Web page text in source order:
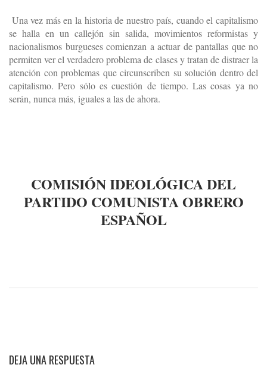
Una vez más en la historia de nuestro país, cuando el capitalismo
se halla en un callejón sin salida, movimientos reformistas y
nacionalismos burgueses comienzan a actuar de pantallas que no
permiten ver el verdadero problema de clases y tratan de distraer la
atención con problemas que circunscriben su solución dentro del
capitalismo. Pero sólo es cuestión de tiempo. Las cosas ya no
serán, nunca más, iguales a las de ahora.
COMISIÓN IDEOLÓGICA DEL
PARTIDO COMUNISTA OBRERO
ESPAÑOL
DEJA UNA RESPUESTA